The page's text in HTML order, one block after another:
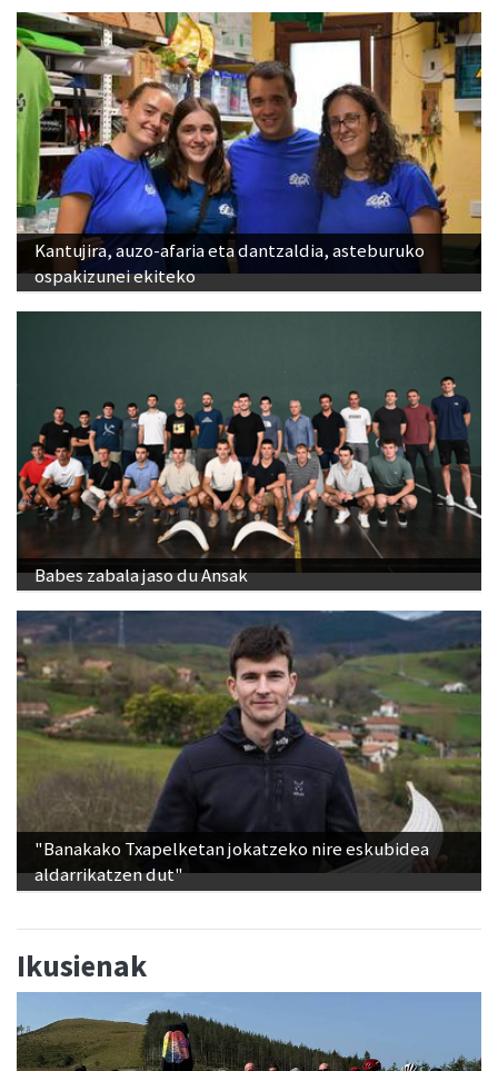
Kantujira, auzo-afaria eta dantzaldia, asteburuko
ospakizunei ekiteko
Babes zabala jaso du Ansak
"Banakako Txapelketan jokatzeko nire eskubidea
aldarrikatzen dut"
Ikusienak